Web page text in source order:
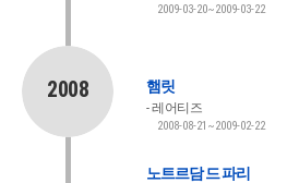
2009-03-20~2009-03-22
2008 햄릿
레어티즈
2008-08-21~2009-02-22
노트르담 드 파리